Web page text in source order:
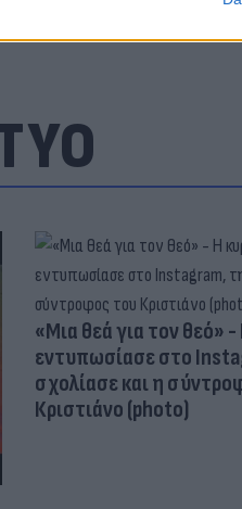
Κρίση
«Μια θεά για τον θεό»
εντυπωσίασε στο
σχολίασε και η
Κριστιάνο (photo)